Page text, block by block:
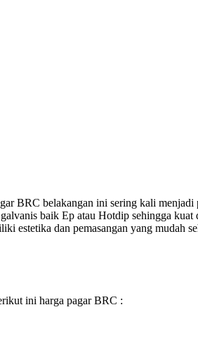
BRC belakangan ini sering kali
baik Ep atau Hotdip sehingga kuat
estetika dan pemasangan yang mudah
ini harga pagar BRC :